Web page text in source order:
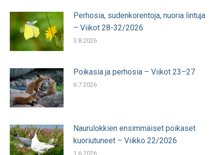
Perhosia, sudenkorentoja, nuoria lintuja
– Viikot 28-32/2026
3.8.2026
Poikasia ja perhosia – Viikot 23–27
6.7.2026
Naurulokkien ensimmäiset poikaset
kuoriutuneet – Viikko 22/2026
1.6.2026